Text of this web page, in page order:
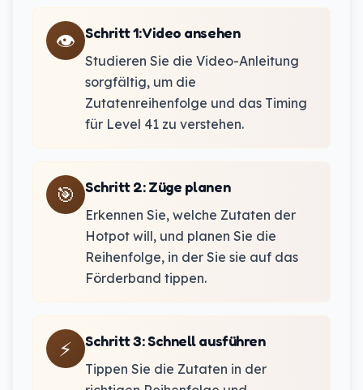
👁️ Schritt 1:Video ansehen
Studieren Sie die Video-Anleitung
sorgfältig, um die
Zutatenreihenfolge und das Timing
für Level 41 zu verstehen.
🎯 Schritt 2:Züge planen
Erkennen Sie, welche Zutaten der
Hotpot will, und planen Sie die
Reihenfolge, in der Sie sie auf das
Förderband tippen.
⚡ Schritt 3:Schnell ausführen
Tippen Sie die Zutaten in der